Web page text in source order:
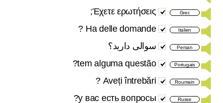
Grec
Έχετε ερωτήσεις;
Italien
Ha delle domande ?
Persan سوالی دارید؟
Portugais
tem alguma questão?
Roumain
Aveți întrebări ?
Russe
у вас есть вопросы?